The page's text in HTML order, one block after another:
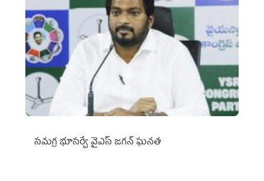
స‌మ‌గ్ర భూస‌ర్వే వైఎస్ జ‌గ‌న్ ఘ‌న‌త